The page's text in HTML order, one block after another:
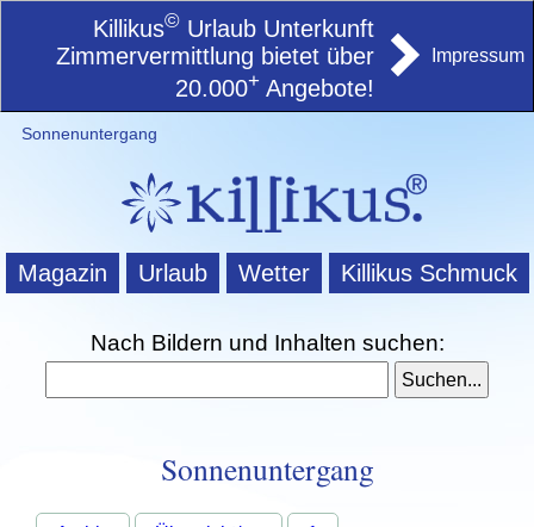
Killikus© Urlaub Unterkunft
Zimmervermittlung bietet über
20.000+ Angebote!
Impressum
Sonnenuntergang
Magazin Urlaub Wetter Killikus Schmuck
Nach Bildern und Inhalten suchen:
Sonnenuntergang